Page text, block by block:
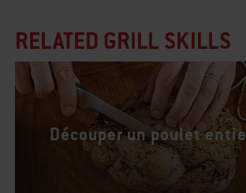
RELATED GRILL SKILLS
Découper un poulet